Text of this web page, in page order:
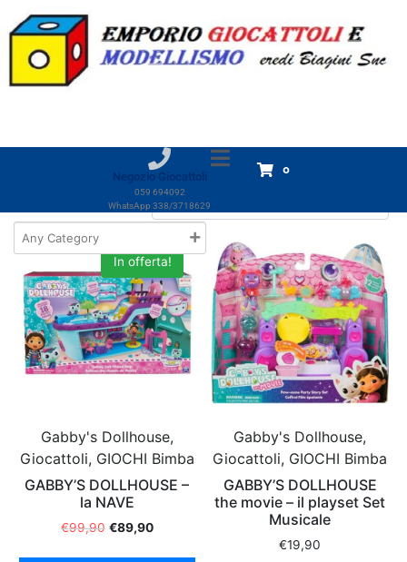
Negozio Giocattoli
059 694092
WhatsApp 338/3718629
0
Home Prodotti Giocattoli
GIOCHI Bimba
Gabby's Dollhouse
Visualizzazione di 1-18 di 27 risultati
In offerta!
Gabby's Dollhouse,
Giocattoli, GIOCHI Bimba
GABBY’S DOLLHOUSE –
la NAVE
€99,90 €89,90
Gabby's Dollhouse,
Giocattoli, GIOCHI Bimba
GABBY’S DOLLHOUSE
the movie – il playset Set
Musicale
€19,90